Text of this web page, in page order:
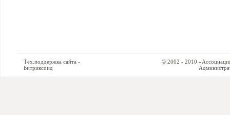
Тех.поддержка сайта -
Битриксоид
© 2002 - 2010 «Ассоциация